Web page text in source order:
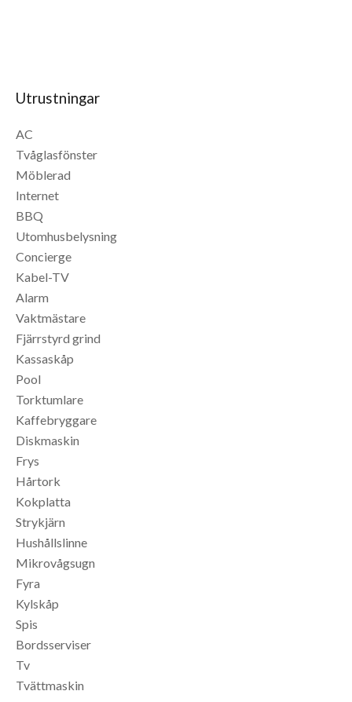
Utrustningar
AC
Tvåglasfönster
Möblerad
Internet
BBQ
Utomhusbelysning
Concierge
Kabel-TV
Alarm
Vaktmästare
Fjärrstyrd grind
Kassaskåp
Pool
Torktumlare
Kaffebryggare
Diskmaskin
Frys
Hårtork
Kokplatta
Strykjärn
Hushållslinne
Mikrovågsugn
Fyra
Kylskåp
Spis
Bordsserviser
Tv
Tvättmaskin